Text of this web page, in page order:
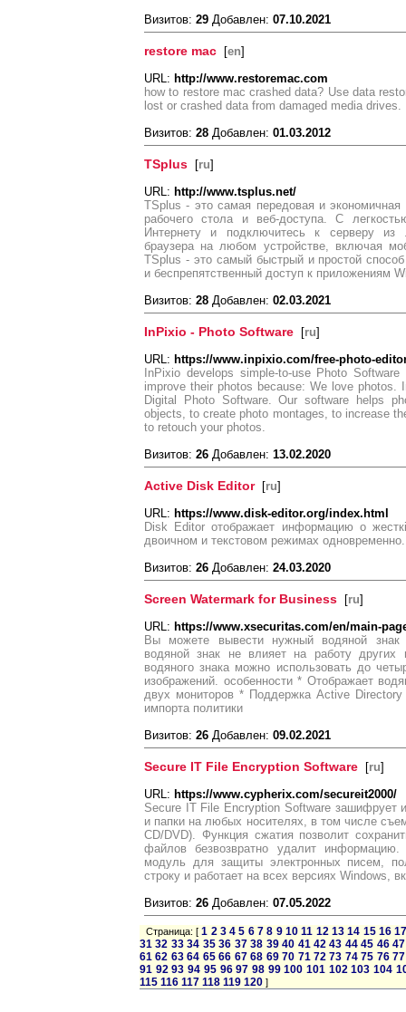
Визитов: 29 Добавлен: 07.10.2021
restore mac [en]
URL: http://www.restoremac.com
how to restore mac crashed data? Use data
lost or crashed data from damaged media drives.
Визитов: 28 Добавлен: 01.03.2012
TSplus [ru]
URL: http://www.tsplus.net/
TSplus - это самая передовая и экономичная
рабочего стола и веб-доступа. С
Интернету и подключитесь к серверу
браузера на любом устройстве, включая
TSplus - это самый быстрый и простой способ
и беспрепятственный доступ к приложениям
Визитов: 28 Добавлен: 02.03.2021
InPixio - Photo Software [ru]
URL: https://www.inpixio.com/free-photo-
InPixio develops simple-to-use Photo
improve their photos because: We love
Digital Photo Software. Our software helps
objects, to create photo montages, to increase
to retouch your photos.
Визитов: 26 Добавлен: 13.02.2020
Active Disk Editor[ru]
URL: https://www.disk-editor.org/index.html
Disk Editor отображает информацию o
двоичном и текстовом режимах одновременно.
Визитов: 26 Добавлен: 24.03.2020
Screen Watermark for Business [ru]
URL: https://www.xsecuritas.com/en/main-
Вы можете вывести нужный водяной знак
водяной знак не влияет на работу других
водяного знака можно использовать до
изображений. особенности * Отображает
двух мониторов * Поддержка Active
импорта политики
Визитов: 26 Добавлен: 09.02.2021
Secure IT File Encryption Software [ru]
URL: https://www.cypherix.com/secureit2000/
Secure IT File Encryption Software
и папки на любых носителях, в том числе
CD/DVD). Функция сжатия позволит
файлов безвозвратно удалит
модуль для защиты электронных писем,
строку и работает на всех версиях Windows,
Визитов: 26 Добавлен: 07.05.2022
Страница: [1 2 3 4 5 6 7 8 9 10 11 12 13 14 15 16
31 32 33 34 35 36 37 38 39 40 41 42 43 44 45 46 47
61 62 63 64 65 66 67 68 69 70 71 72 73 74 75 76 77
91 92 93 94 95 96 97 98 99 100 101 102 103 104
115 116 117 118 119 120 ]